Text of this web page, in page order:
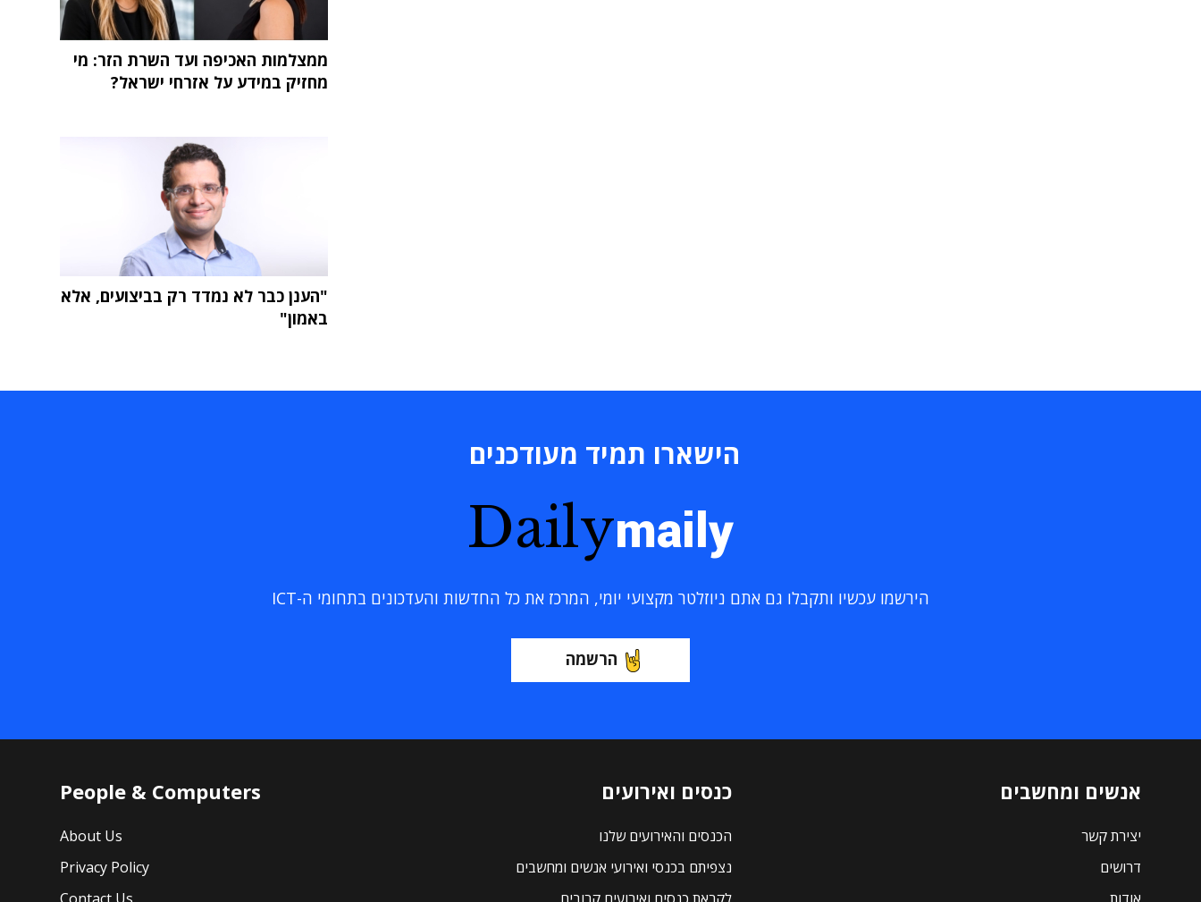
ממצלמות האכיפה ועד השרת הזר: מי
מחזיק במידע על אזרחי ישראל?
"הענן כבר לא נמדד רק בביצועים, אלא
באמון"
הישארו תמיד מעודכנים
Dailymaily
הירשמו עכשיו ותקבלו גם אתם ניוזלטר מקצועי יומי, המרכז את כל החדשות והעדכונים בתחומי ה-ICT
הרשמה
אנשים ומחשבים
יצירת קשר
דרושים
כנסים ואירועים
הכנסים והאירועים שלנו
נצפיתם בכנסי ואירועי אנשים ומחשבים
People & Computers
About Us
Privacy Policy